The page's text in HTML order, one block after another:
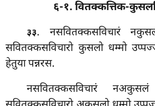
६-१. वितक्कत्तिक-
३३. नसवितक्कसविचारं
सवितक्कसविचारो कुसलो धम्मो
हेतुया पन्नरस.
नसवितक्कसविचारं